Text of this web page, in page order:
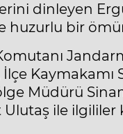
dinleyen
huzurlu bir
Kaymakamı
Müdürü
ile ilgililer